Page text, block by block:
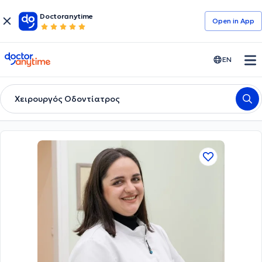
Doctoranytime
Open in Αpp
doctoranytime EN
Χειρουργός Οδοντίατρος